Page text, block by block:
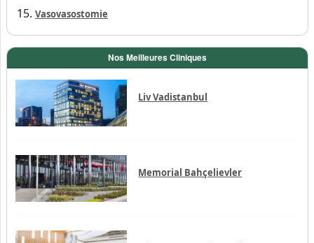
Traitement de la Gynécomastie
Implants péniens
Vasovasostomie